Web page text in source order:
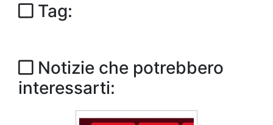
Tag:
Notizie che potrebbero
interessarti: